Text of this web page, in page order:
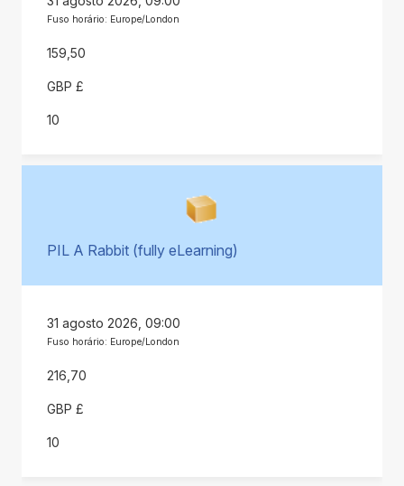
Fuso horário: Europe/London
159,50
GBP £
10
PIL A Rabbit (fully eLearning)
31 agosto 2026, 09:00
Fuso horário: Europe/London
216,70
GBP £
10